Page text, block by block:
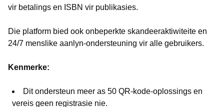
vir betalings en ISBN vir publikasies.
Die platform bied ook onbeperkte skandeeraktiwiteite en
24/7 menslike aanlyn-ondersteuning vir alle gebruikers.
Kenmerke:
Dit ondersteun meer as 50 QR-kode-oplossings en
vereis geen registrasie nie.